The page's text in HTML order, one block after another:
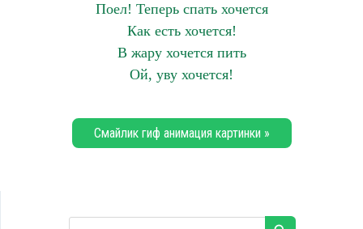
Поел! Теперь спать хочется
Как есть хочется!
В жару хочется пить
Ой, уву хочется!
Смайлик гиф анимация картинки »